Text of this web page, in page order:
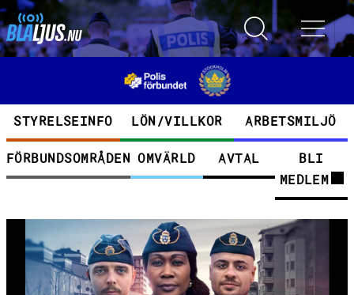
Hoppa till huvudinnehåll
Toggle search
Toggle
Kategorier
STYRELSEINFO LÖN/VILLKOR ARBETSMILJÖ
FÖRBUNDSOMRÅDEN OMVÄRLD AVTAL
BLI
MEDLEM